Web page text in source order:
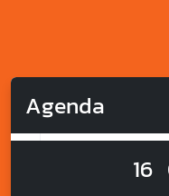
Agenda
16